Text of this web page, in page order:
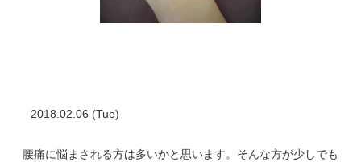
2018.02.06 (Tue)
腰痛に悩まされる方は多いかと思います。そんな方が少しでも